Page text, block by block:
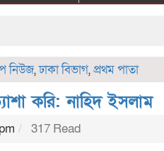
নিউজ,ঢাকা বিভাগ,প্রথম পাতা
করি: নাহিদ ইসলাম
317 Read